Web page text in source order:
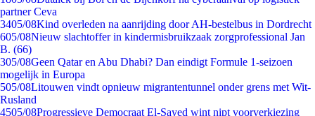
partner Ceva
3405/08Kind overleden na aanrijding door AH-bestelbus in Dordrecht
605/08Nieuw slachtoffer in kindermisbruikzaak zorgprofessional Jan
B. (66)
305/08Geen Qatar en Abu Dhabi? Dan eindigt Formule 1-seizoen
mogelijk in Europa
505/08Litouwen vindt opnieuw migrantentunnel onder grens met Wit-
Rusland
4505/08Progressieve Democraat El-Sayed wint nipt voorverkiezing